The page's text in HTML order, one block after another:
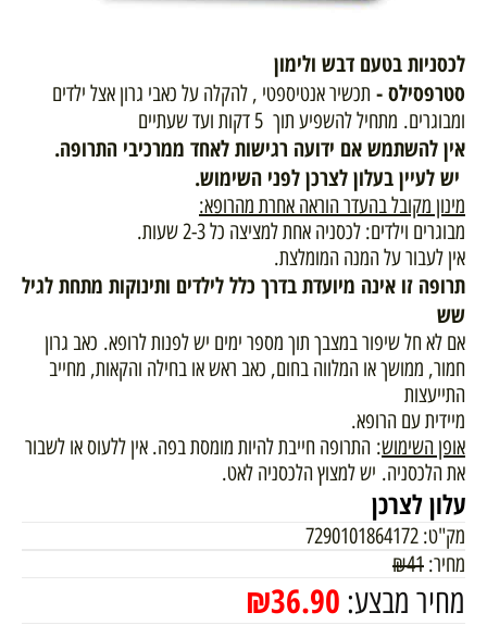
לכסניות בטעם דבש ולימון
סטרפסילס - תכשיר אנטיספטי , להקלה על כאבי גרון אצל ילדים
ומבוגרים. מתחיל להשפיע תוך 5 דקות ועד שעתיים
אין להשתמש אם ידועה רגישות לאחד ממרכיבי התרופה.
יש לעיין בעלון לצרכן לפני השימוש.
מינון מקובל בהעדר הוראה אחרת מהרופא:
מבוגרים וילדים: לכסניה אחת למציצה כל 2-3 שעות.
אין לעבור על המנה המומלצת.
תרופה זו אינה מיועדת בדרך כלל לילדים ותינוקות מתחת לגיל
שש
אם לא חל שיפור במצבך תוך מספר ימים יש לפנות לרופא. כאב גרון
חמור, ממושך או המלווה בחום, כאב ראש או בחילה והקאות, מחייב
התייעצות
מיידית עם הרופא.
אופן השימוש: התרופה חייבת להיות מומסת בפה. אין ללעוס או לשבור
את הלכסניה. יש למצוץ הלכסניה לאט.
עלון לצרכן
מק"ט: 7290101864172
מחיר:
₪41
מחיר מבצע: ₪36.90